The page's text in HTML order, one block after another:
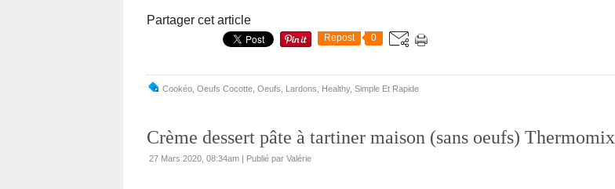
Partager cet article
Repost 0
Cookéo Oeufs Cocotte Oeufs Lardons Healthy, Simple Et Rapide
Crème dessert pâte à tartiner maison (sans oeufs) Thermomix
27 Mars 2020, 08:34am | Publié par Valérie